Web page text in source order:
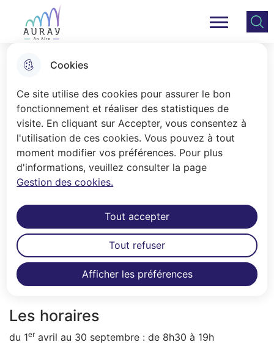
Cookies
Ce site utilise des cookies pour assurer le bon
fonctionnement et réaliser des statistiques de
visite. En cliquant sur Accepter, vous consentez à
l'utilisation de ces cookies. Vous pouvez à tout
moment modifier vos préférences. Pour plus
d'informations, veuillez consulter la page
Gestion des cookies.
Afficher les préférences
Tout accepter
Tout refuser
Aller
au
menu
Consulter
le plan
Ville Auray Menu principal
Accueil
Saint-Gildas, avenue du président
Kennedy et Saint-Goustan, chemin de
Bellevue sont les deux cimetières
d'Auray.
Sommaire
Les horaires
du 1eravril au 30 septembre : de 8h30 à 19h